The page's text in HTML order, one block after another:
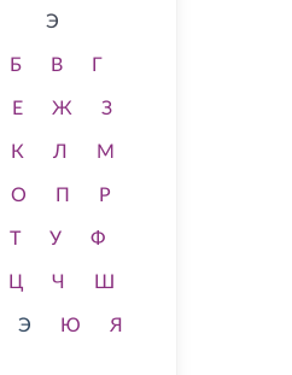
Э
Б В Г
Е Ж З
К Л М
О П Р
Т У Ф
Ц Ч Ш
Э Ю Я